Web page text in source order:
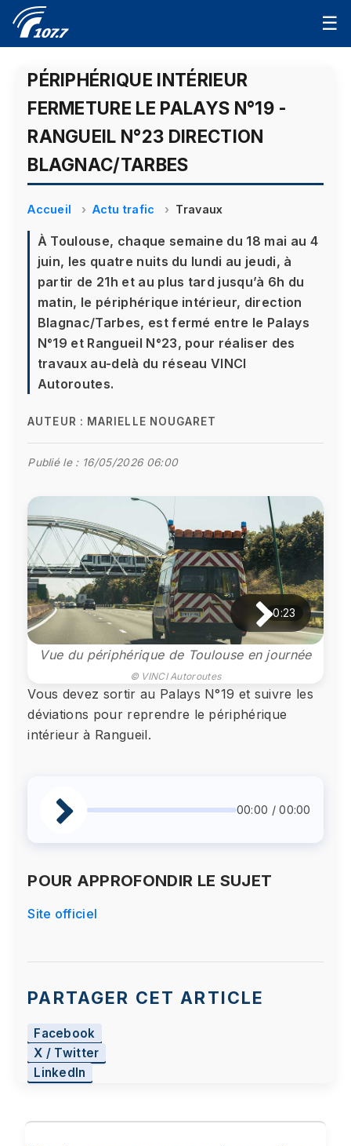
☰
PÉRIPHÉRIQUE INTÉRIEUR
FERMETURE LE PALAYS N°19 -
RANGUEIL N°23 DIRECTION
BLAGNAC/TARBES
Accueil Actu trafic Travaux
À Toulouse, chaque semaine du 18 mai au 4
juin, les quatre nuits du lundi au jeudi, à
partir de 21h et au plus tard jusqu’à 6h du
matin, le périphérique intérieur, direction
Blagnac/Tarbes, est fermé entre le Palays
N°19 et Rangueil N°23, pour réaliser des
travaux au-delà du réseau VINCI
Autoroutes.
AUTEUR : MARIELLE NOUGARET
Publié le : 16/05/2026 06:00
0:23
Vue du périphérique de Toulouse en journée
© VINCI Autoroutes
Vous devez sortir au Palays N°19 et suivre les
déviations pour reprendre le périphérique
intérieur à Rangueil.
00:00 / 00:00
POUR APPROFONDIR LE SUJET
Site officiel
PARTAGER CET ARTICLE
Facebook
X / Twitter
LinkedIn